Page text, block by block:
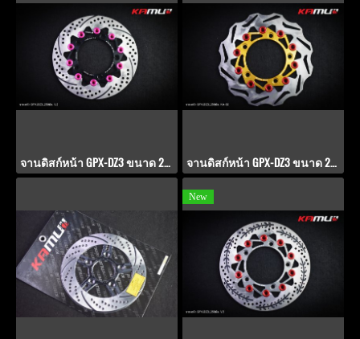
จานดิสก์หน้า GPX-DZ3 ขนาด 250 มิล. PWS-V.2 จานดิสก์หน้า GPX-DZ3 ขนาด 250 มิล. KA-02
New